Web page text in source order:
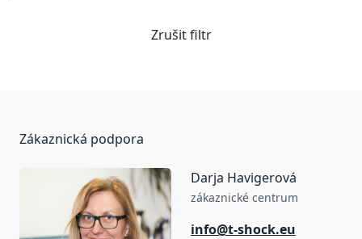
Zrušit filtr
Zákaznická podpora
Darja Havigerová
zákaznické centrum
info@t-shock.eu